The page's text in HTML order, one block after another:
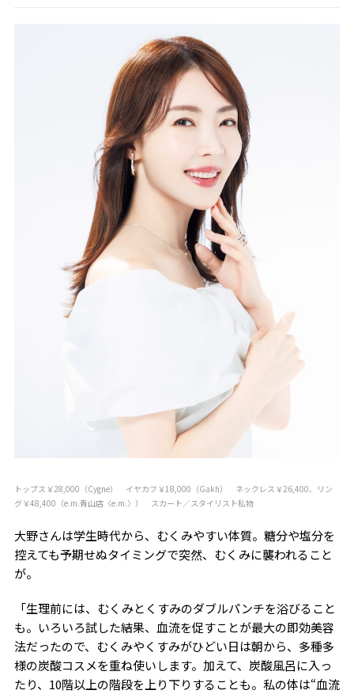
トップス￥28,000（Cygne） イヤカフ￥18,000（Gakh） ネックレス￥26,400、リン
グ￥48,400（e.m.青山店〈e.m.〉） スカート／スタイリスト私物
大野さんは学生時代から、むくみやすい体質。糖分や塩分を
控えても予期せぬタイミングで突然、むくみに襲われること
が。
「生理前には、むくみとくすみのダブルパンチを浴びること
も。いろいろ試した結果、血流を促すことが最大の即効美容
法だったので、むくみやくすみがひどい日は朝から、多種多
様の炭酸コスメを重ね使いします。加えて、炭酸風呂に入っ
たり、10階以上の階段を上り下りすることも。私の体は“血流